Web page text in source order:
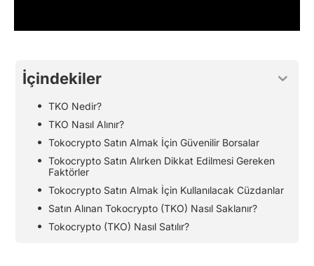
İçindekiler
TKO Nedir?
TKO Nasıl Alınır?
Tokocrypto Satın Almak İçin Güvenilir Borsalar
Tokocrypto Satın Alırken Dikkat Edilmesi Gereken
Faktörler
Tokocrypto Satın Almak İçin Kullanılacak Cüzdanlar
Satın Alınan Tokocrypto (TKO) Nasıl Saklanır?
Tokocrypto (TKO) Nasıl Satılır?